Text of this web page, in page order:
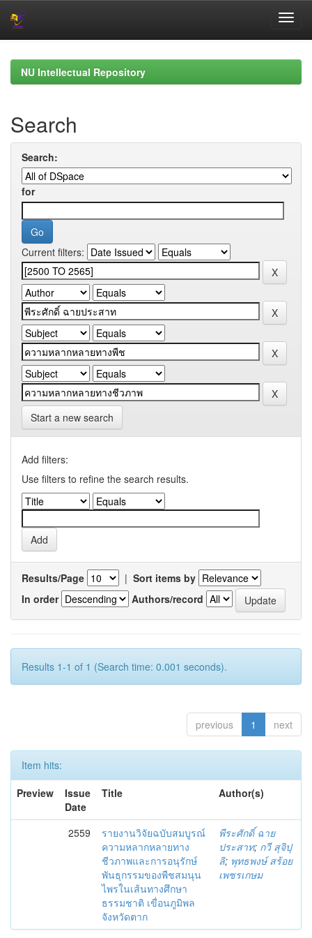
navigationNU Intellectual Repository
Search
Search:
for
Current filters:
Start a new search
Add filters:
Use filters to refine the search results.
Results/Page | Sort items by
In order
Authors/record
Results 1-1 of 1 (Search time: 0.001 seconds).
previous 1 next
Item hits:
Preview
Issue
Date
Title Author(s)
2559
รายงานวิจัยฉบับสมบูรณ์
ความหลากหลายทาง
ชีวภาพและการอนุรักษ์
พันธุกรรมของพืชสมนุน
ไพรในเส้นทางศึกษา
ธรรมชาติ เขื่อนภูมิพล
จังหวัดตาก
พีระศักดิ์ ฉาย
ประสาท; กวี สุจิปุ
ลิ; พุทธพงษ์ สร้อย
เพชรเกษม